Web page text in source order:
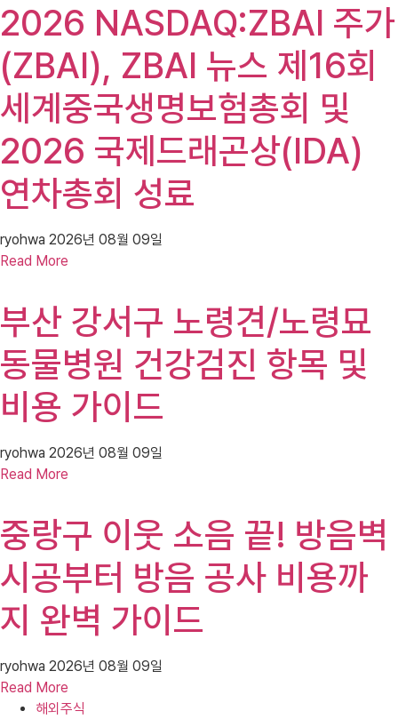
2026 NASDAQ:ZBAI 주가
(ZBAI), ZBAI 뉴스 제16회
세계중국생명보험총회 및
2026 국제드래곤상(IDA)
연차총회 성료
ryohwa 2026년 08월 09일
Read More
부산 강서구 노령견/노령묘
동물병원 건강검진 항목 및
비용 가이드
ryohwa 2026년 08월 09일
Read More
중랑구 이웃 소음 끝! 방음벽
시공부터 방음 공사 비용까
지 완벽 가이드
ryohwa 2026년 08월 09일
Read More
해외주식